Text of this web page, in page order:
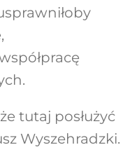
tutaj posłużyć
Wyszehradzki.